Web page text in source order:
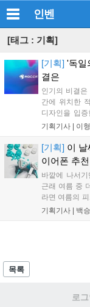
인벤
[태그 : 기획]
[기획] '독일
결은
인기의 비결
간에 위치한
디자인을 입
세로 길이가
립에도 어울리
88g으로 너무
크게 갈리지 않
기획기사 | 이
[기획] 이 날
이어폰 추천
바깥에 나서
근래 여름 중
라면 여름의
해야 하나 눈
의점에서 파
이 가장 익숙
기획기사 | 백
목록
로그